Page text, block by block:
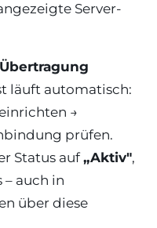
Server-
läuft automatisch:
→
prüfen.
Status auf„Aktiv",
auch in
über diese